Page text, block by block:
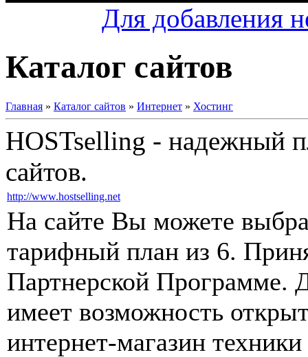
Для добавления
Каталог сайтов
Главная » Каталог сайтов » Интернет » Хостинг
HOSTselling - надежный
сайтов.
http://www.hostselling.net
На сайте Вы можете
тарифный план из 6.
Партнерской Программе.
имеет возможность
интернет-магазин